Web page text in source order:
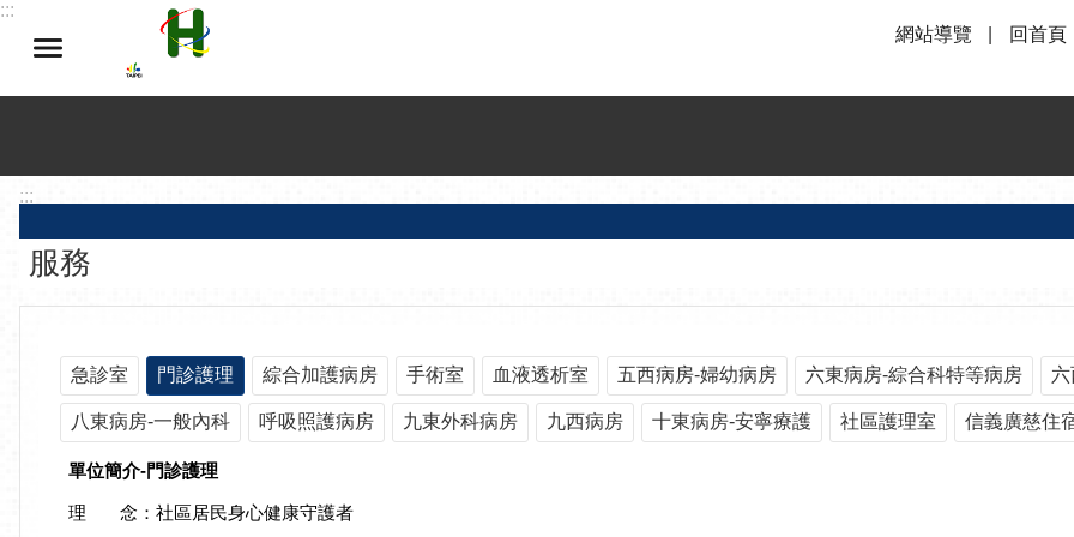
跳到主要內容區塊
:::
網站導覽
回首頁
:::
服務
急診室 門診護理 綜合加護病房 手術室 血液透析室 五西病房-婦幼病房 六東病房-綜合科特等病房
八東病房-一般內科 呼吸照護病房 九東外科病房 九西病房 十東病房-安寧療護 社區護理室 信義廣慈住
單位簡介-門診護理
理 念：社區居民身心健康守護者